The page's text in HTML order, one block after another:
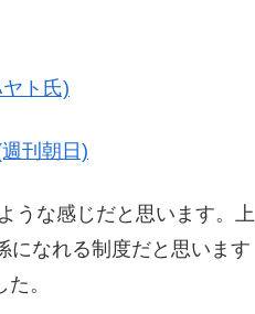
ト氏)
刊朝日)
うな感じだと思います。上
になれる制度だと思います
。